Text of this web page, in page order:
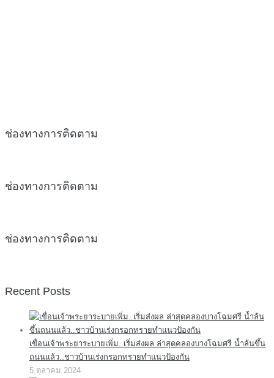
ช่องทางการติดตาม
ช่องทางการติดตาม
ช่องทางการติดตาม
Recent Posts
เขื่อนเจ้าพระยาระบายเพิ่ม..เริ่มส่งผล ล่าสุดคลองบางโฉมศรี น้ำล้นขึ้น
ถนนแล้ว..ชาวบ้านเร่งกรอกทรายทำแนวป้องกัน
5 ตุลาคม 2024